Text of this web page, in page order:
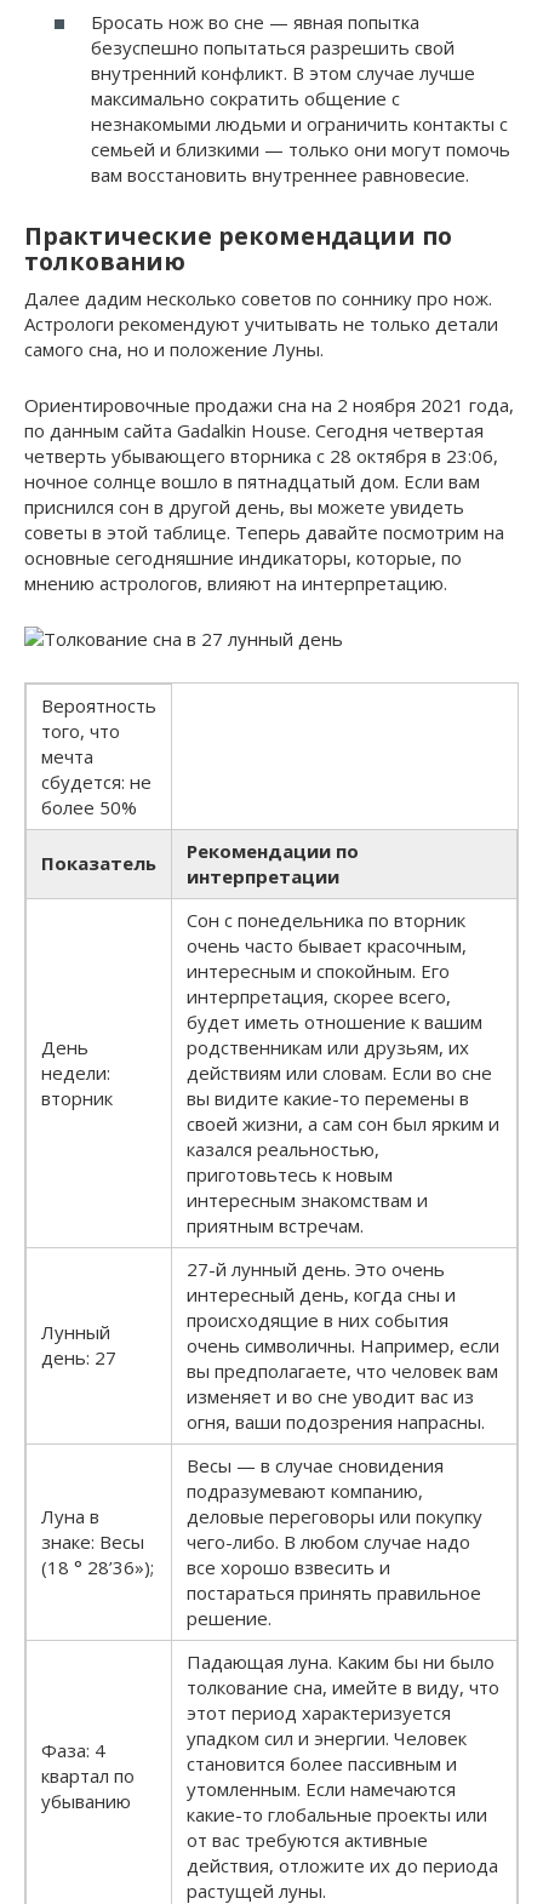
Бросать нож во сне — явная попытка
безуспешно попытаться разрешить свой
внутренний конфликт. В этом случае лучше
максимально сократить общение с
незнакомыми людьми и ограничить контакты с
семьей и близкими — только они могут помочь
вам восстановить внутреннее равновесие.
Практические рекомендации по
толкованию
Далее дадим несколько советов по соннику про нож.
Астрологи рекомендуют учитывать не только детали
самого сна, но и положение Луны.
Ориентировочные продажи сна на 2 ноября 2021 года,
по данным сайта Gadalkin House. Сегодня четвертая
четверть убывающего вторника с 28 октября в 23:06,
ночное солнце вошло в пятнадцатый дом. Если вам
приснился сон в другой день, вы можете увидеть
советы в этой таблице. Теперь давайте посмотрим на
основные сегодняшние индикаторы, которые, по
мнению астрологов, влияют на интерпретацию.
Вероятность
того, что
мечта
сбудется: не
более 50%
Показатель
Рекомендации по
интерпретации
День
недели:
вторник
Сон с понедельника по вторник
очень часто бывает красочным,
интересным и спокойным. Его
интерпретация, скорее всего,
будет иметь отношение к вашим
родственникам или друзьям, их
действиям или словам. Если во сне
вы видите какие-то перемены в
своей жизни, а сам сон был ярким и
казался реальностью,
приготовьтесь к новым
интересным знакомствам и
приятным встречам.
Лунный
день: 27
27-й лунный день. Это очень
интересный день, когда сны и
происходящие в них события
очень символичны. Например, если
вы предполагаете, что человек вам
изменяет и во сне уводит вас из
огня, ваши подозрения напрасны.
Луна в
знаке: Весы
(18 ° 28’36»);
Весы — в случае сновидения
подразумевают компанию,
деловые переговоры или покупку
чего-либо. В любом случае надо
все хорошо взвесить и
постараться принять правильное
решение.
Фаза: 4
квартал по
убыванию
Падающая луна. Каким бы ни было
толкование сна, имейте в виду, что
этот период характеризуется
упадком сил и энергии. Человек
становится более пассивным и
утомленным. Если намечаются
какие-то глобальные проекты или
от вас требуются активные
действия, отложите их до периода
растущей луны.